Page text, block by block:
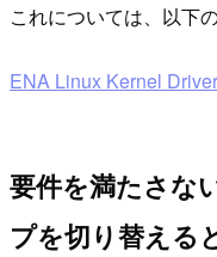
これについては、以下
ENA Linux Kernel
要件を満たさな
プを切り替え